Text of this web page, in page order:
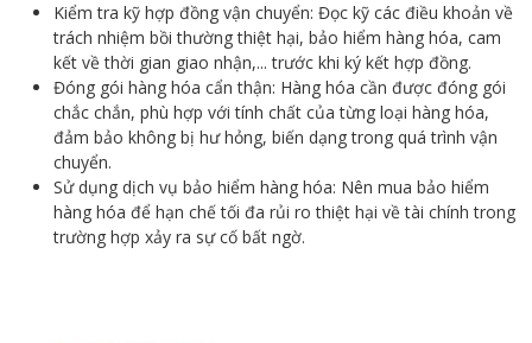
Kiểm tra kỹ hợp đồng vận chuyển: Đọc kỹ các điều khoản về
trách nhiệm bồi thường thiệt hại, bảo hiểm hàng hóa, cam
kết về thời gian giao nhận,... trước khi ký kết hợp đồng.
Đóng gói hàng hóa cẩn thận: Hàng hóa cần được đóng gói
chắc chắn, phù hợp với tính chất của từng loại hàng hóa,
đảm bảo không bị hư hỏng, biến dạng trong quá trình vận
chuyển.
Sử dụng dịch vụ bảo hiểm hàng hóa: Nên mua bảo hiểm
hàng hóa để hạn chế tối đa rủi ro thiệt hại về tài chính trong
trường hợp xảy ra sự cố bất ngờ.